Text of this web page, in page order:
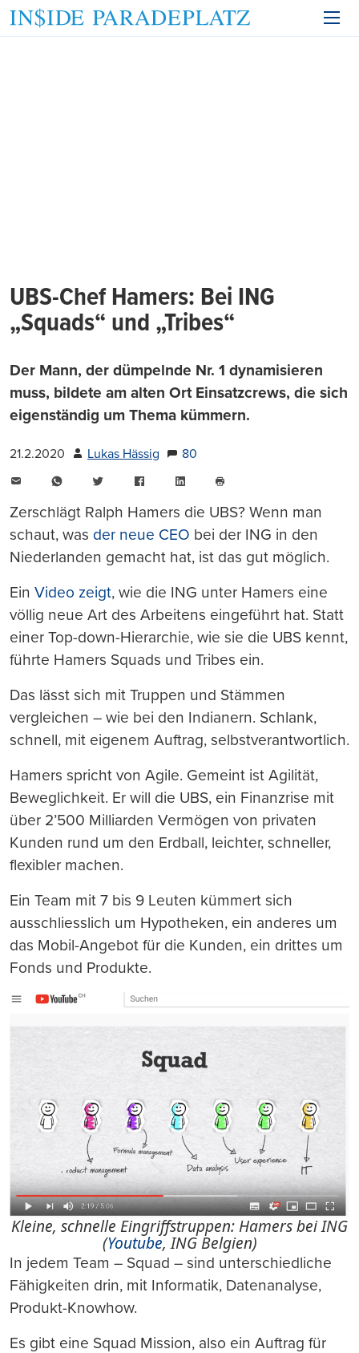
UBS-Chef Hamers: Bei ING
„Squads“ und „Tribes“
Der Mann, der dümpelnde Nr. 1 dynamisieren
muss, bildete am alten Ort Einsatzcrews, die sich
eigenständig um Thema kümmern.
21.2.2020 Lukas Hässig
80
WhatsAppTwitter FacebookLinkedIn
drucken
Zerschlägt Ralph Hamers die UBS? Wenn man
schaut, was der neue CEO bei der ING in den
Niederlanden gemacht hat, ist das gut möglich.
Ein Video zeigt, wie die ING unter Hamers eine
völlig neue Art des Arbeitens eingeführt hat. Statt
einer Top-down-Hierarchie, wie sie die UBS kennt,
führte Hamers Squads und Tribes ein.
Das lässt sich mit Truppen und Stämmen
vergleichen – wie bei den Indianern. Schlank,
schnell, mit eigenem Auftrag, selbstverantwortlich.
Hamers spricht von Agile. Gemeint ist Agilität,
Beweglichkeit. Er will die UBS, ein Finanzrise mit
über 2’500 Milliarden Vermögen von privaten
Kunden rund um den Erdball, leichter, schneller,
flexibler machen.
Ein Team mit 7 bis 9 Leuten kümmert sich
ausschliesslich um Hypotheken, ein anderes um
das Mobil-Angebot für die Kunden, ein drittes um
Fonds und Produkte.
Kleine, schnelle Eingriffstruppen: Hamers bei ING
(Youtube, ING Belgien)
In jedem Team – Squad – sind unterschiedliche
Fähigkeiten drin, mit Informatik, Datenanalyse,
Produkt-Knowhow.
Es gibt eine Squad Mission, also ein Auftrag für